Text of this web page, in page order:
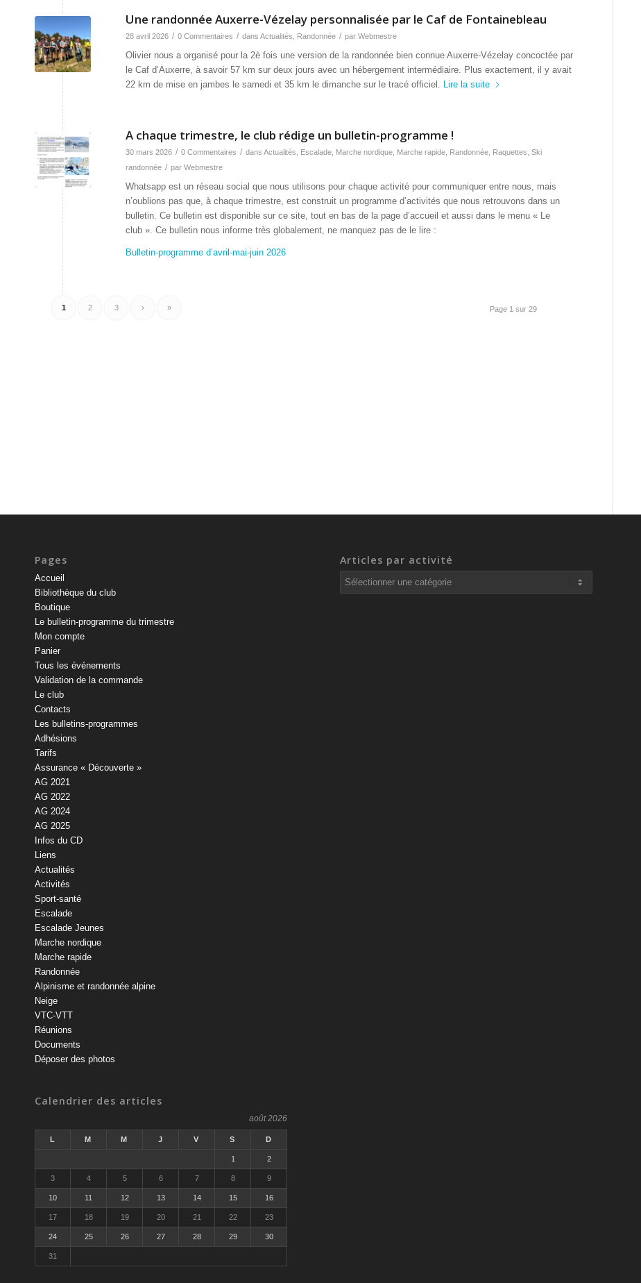
Une randonnée Auxerre-Vézelay personnalisée par le Caf de Fontainebleau
28 avril 2026 / 0 Commentaires / dans Actualités Randonnée / par Webmestre
Olivier nous a organisé pour la 2è fois une version de la randonnée bien connue Auxerre-Vézelay concoctée par
le Caf d’Auxerre, à savoir 57 km sur deux jours avec un hébergement intermédiaire. Plus exactement, il y avait
22 km de mise en jambes le samedi et 35 km le dimanche sur le tracé officiel. Lire la suite
A chaque trimestre, le club rédige un bulletin-programme !
30 mars 2026 / 0 Commentaires / dans Actualités Escalade Marche nordique Marche rapide Randonnée Raquettes Ski
randonnée / par Webmestre
Whatsapp est un réseau social que nous utilisons pour chaque activité pour communiquer entre nous, mais
n’oublions pas que, à chaque trimestre, est construit un programme d’activités que nous retrouvons dans un
bulletin. Ce bulletin est disponible sur ce site, tout en bas de la page d’accueil et aussi dans le menu « Le
club ». Ce bulletin nous informe très globalement, ne manquez pas de le lire :
Bulletin-programme d’avril-mai-juin 2026
Page 1 sur 29
1 2 3 › »
Pages
Accueil
Bibliothèque du club
Boutique
Le bulletin-programme du trimestre
Mon compte
Panier
Tous les événements
Validation de la commande
Le club
Contacts
Les bulletins-programmes
Adhésions
Tarifs
Assurance « Découverte »
AG 2021
AG 2022
AG 2024
AG 2025
Infos du CD
Liens
Actualités
Activités
Sport-santé
Escalade
Escalade Jeunes
Marche nordique
Marche rapide
Randonnée
Alpinisme et randonnée alpine
Neige
VTC-VTT
Réunions
Documents
Déposer des photos
Calendrier des articles
août 2026
L M M J V S D
1 2
3 4 5 6 7 8 9
10 11 12 13 14 15 16
17 18 19 20 21 22 23
24 25 26 27 28 29 30
31
Articles par activité
Articles
par